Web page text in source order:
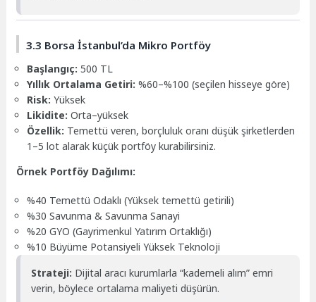
3.3 Borsa İstanbul’da Mikro Portföy
Başlangıç: 500 TL
Yıllık Ortalama Getiri: %60–%100 (seçilen hisseye göre)
Risk: Yüksek
Likidite: Orta–yüksek
Özellik: Temettü veren, borçluluk oranı düşük şirketlerden
1–5 lot alarak küçük portföy kurabilirsiniz.
Örnek Portföy Dağılımı:
%40 Temettü Odaklı (Yüksek temettü getirili)
%30 Savunma & Savunma Sanayi
%20 GYO (Gayrimenkul Yatırım Ortaklığı)
%10 Büyüme Potansiyeli Yüksek Teknoloji
Strateji: Dijital aracı kurumlarla “kademeli alım” emri
verin, böylece ortalama maliyeti düşürün.